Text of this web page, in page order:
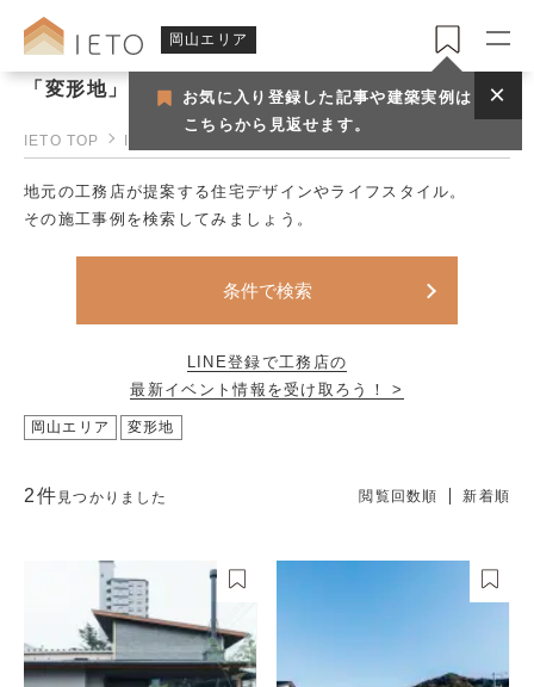
岡山エリア
お気に入り登録した記事や建築実例は
こちらから見返せます。
「変形地」で見つける岡山の工務店一覧
IETO TOP
地元の工務店が提案する住宅デザインやライフスタイル。
その施工事例を検索してみましょう。
条件で検索
LINE登録で工務店の
最新イベント情報を受け取ろう！ >
岡山エリア 変形地
2件 見つかりました 閲覧回数順 新着順